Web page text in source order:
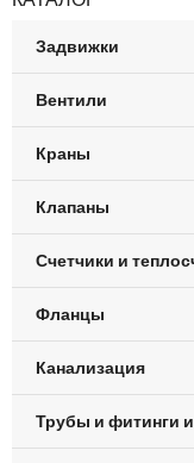
Задвижки
Вентили
Краны
Клапаны
Счетчики и
Фланцы
Канализация
Трубы и фитинги